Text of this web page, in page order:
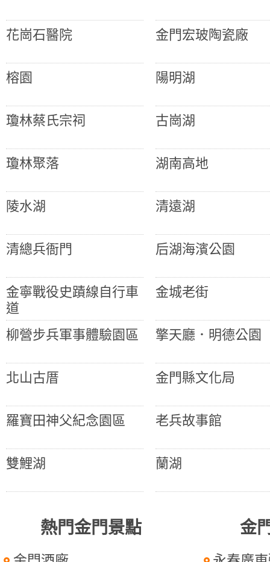
花崗石醫院 金門宏玻陶瓷廠
榕園 陽明湖
瓊林蔡氏宗祠 古崗湖
瓊林聚落 湖南高地
陵水湖 清遠湖
清總兵衙門 后湖海濱公園
金寧戰役史蹟線自行車
道
金城老街
柳營步兵軍事體驗園區 擎天廳．明德公園
北山古厝 金門縣文化局
羅寶田神父紀念園區 老兵故事館
雙鯉湖 蘭湖
熱門金門景點 金